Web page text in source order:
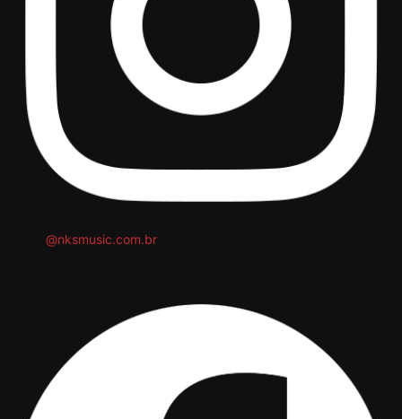
@nksmusic.com.br